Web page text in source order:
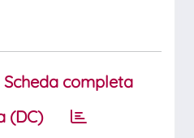
Scheda completa
(DC)